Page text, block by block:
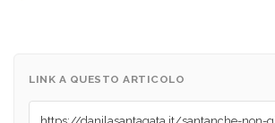
LINK A QUESTO ARTICOLO